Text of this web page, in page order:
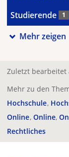
Studierende 1
Mehr zeigen
Zuletzt bearbeitet
Mehr zu den
Hochschule
Online Online
Rechtliches